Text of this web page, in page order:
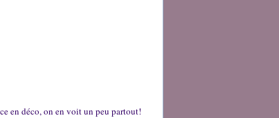
en déco, on en voit un peu partout!